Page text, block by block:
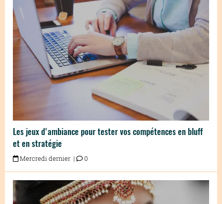
Les jeux d'ambiance pour tester vos compétences en bluff
et en stratégie
Mercredi dernier | 0